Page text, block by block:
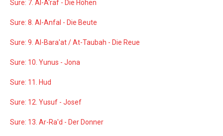
Sure: 7. Al-A'raf - Die Höhen
Sure: 8. Al-Anfal - Die Beute
Sure: 9. Al-Bara'at / At-Taubah - Die Reue
Sure: 10. Yunus - Jona
Sure: 11. Hud
Sure: 12. Yusuf - Josef
Sure: 13. Ar-Ra'd - Der Donner